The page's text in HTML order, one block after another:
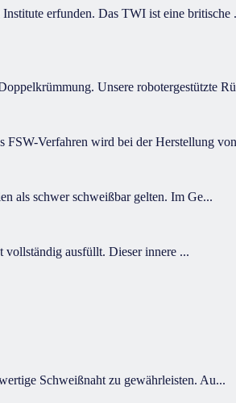
erfunden. Das TWI ist eine britische
Unsere robotergestützte
FSW-Verfahren wird bei der Herstellung
als schwer schweißbar gelten. Im Ge...
ausfüllt. Dieser innere ...
Schweißnaht zu gewährleisten. Au...